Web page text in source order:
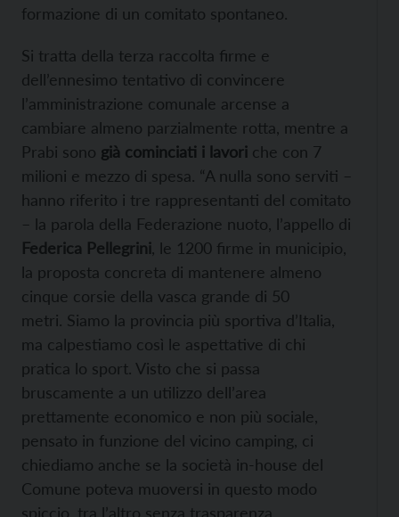
formazione di un comitato spontaneo.
Si tratta della terza raccolta firme e
dell’ennesimo tentativo di convincere
l’amministrazione comunale arcense a
cambiare almeno parzialmente rotta, mentre a
Prabi sono già cominciati i lavori che con 7
milioni e mezzo di spesa. “A nulla sono serviti –
hanno riferito i tre rappresentanti del comitato
– la parola della Federazione nuoto, l’appello di
Federica Pellegrini , le 1200 firme in municipio,
la proposta concreta di mantenere almeno
cinque corsie della vasca grande di 50
metri. Siamo la provincia più sportiva d’Italia,
ma calpestiamo così le aspettative di chi
pratica lo sport. Visto che si passa
bruscamente a un utilizzo dell’area
prettamente economico e non più sociale,
pensato in funzione del vicino camping, ci
chiediamo anche se la società in-house del
Comune poteva muoversi in questo modo
spiccio, tra l’altro senza trasparenza